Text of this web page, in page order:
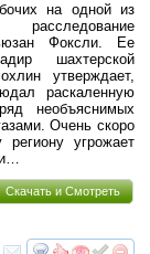
на одной из
Фоксли. Ее
шахтерской
утверждает,
раскаленную
необъяснимых
Очень скоро
угрожает
Скачать и Смотреть